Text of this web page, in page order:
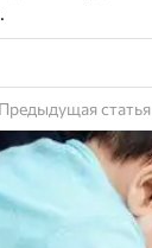
Предыдущая статья